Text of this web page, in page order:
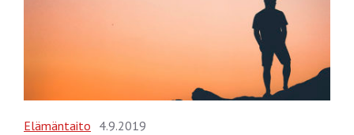
Elämäntaito 4.9.2019